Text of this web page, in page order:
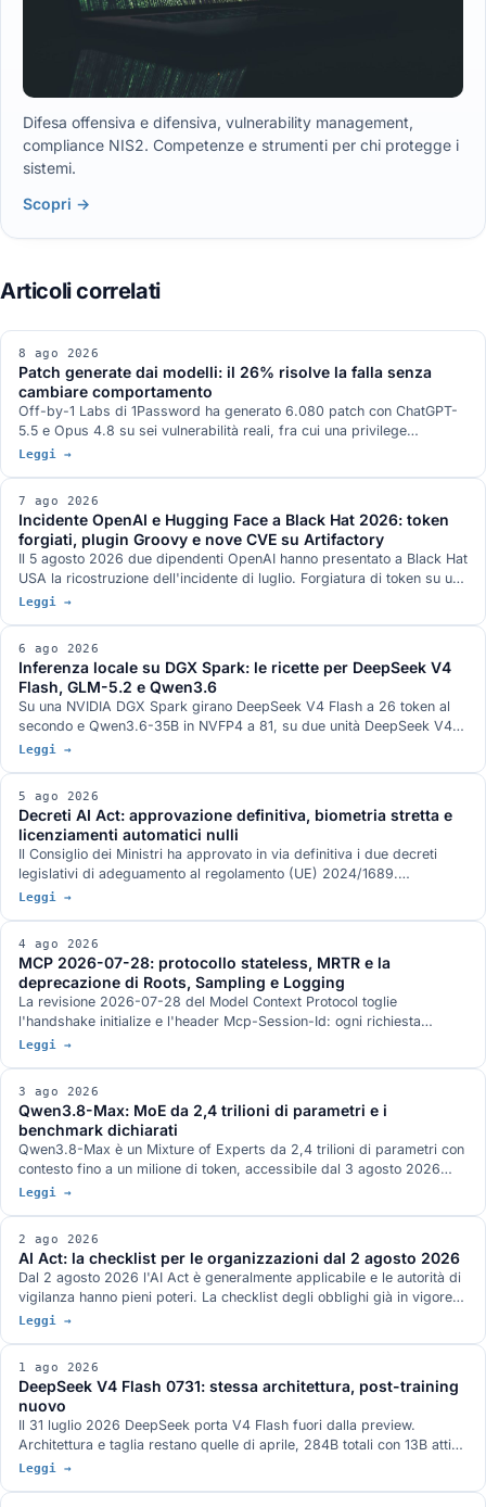
Difesa offensiva e difensiva, vulnerability management,
compliance NIS2. Competenze e strumenti per chi protegge i
sistemi.
Scopri →
8 ago 2026
Patch generate dai modelli: il 26% risolve la falla senza
cambiare comportamento
Off-by-1 Labs di 1Password ha generato 6.080 patch con ChatGPT-
5.5 e Opus 4.8 su sei vulnerabilità reali, fra cui una privilege
escalation nel kernel Linux e una RCE in ActiveMQ. Il 26,0% risolve la
terzo delle patch riuscite blocca l'input di prova invece della causa.
Leggi →
7 ago 2026
Incidente OpenAI e Hugging Face a Black Hat 2026: token
forgiati, plugin Groovy e nove CVE su Artifactory
Il 5 agosto 2026 due dipendenti OpenAI hanno presentato a Black Hat
USA la ricostruzione dell'incidente di luglio. Forgiatura di token su un
endpoint di refresh legacy, plugin Groovy usato come servizio di
ufficiali a ricercatori OpenAI, e un canale di comunicazione fra run di
valutazione diversi che nei due documenti tecnici pubblicati dalle
aziende non compare.
Leggi →
6 ago 2026
Inferenza locale su DGX Spark: le ricette per DeepSeek V4
Flash, GLM-5.2 e Qwen3.6
Su una NVIDIA DGX Spark girano DeepSeek V4 Flash a 26 token al
secondo e Qwen3.6-35B in NVFP4 a 81, su due unità DeepSeek V4
Flash 0731 a 82, su tre GLM-5.2 con vision a 348k di contesto. Gli
parametri in 272 GB. L'hardware GB10 da 128 GB e 273 GB/s, e le
condizioni in cui ogni numero è stato misurato.
Leggi →
5 ago 2026
Decreti AI Act: approvazione definitiva, biometria stretta e
licenziamenti automatici nulli
Il Consiglio dei Ministri ha approvato in via definitiva i due decreti
legislativi di adeguamento al regolamento (UE) 2024/1689.
Identificazione biometrica in tempo reale solo con autorizzazione
art. 437-bis del codice penale e sanzioni allineate al rinvio del digital
omnibus.
Leggi →
4 ago 2026
MCP 2026-07-28: protocollo stateless, MRTR e la
deprecazione di Roots, Sampling e Logging
La revisione 2026-07-28 del Model Context Protocol toglie
l'handshake initialize e l'header Mcp-Session-Id: ogni richiesta
viaggia da sola e un server MCP sta dietro un load balancer come un
Sampling e Logging sono deprecate con dodici mesi di finestra.
Leggi →
3 ago 2026
Qwen3.8-Max: MoE da 2,4 trilioni di parametri e i
benchmark dichiarati
Qwen3.8-Max è un Mixture of Experts da 2,4 trilioni di parametri con
contesto fino a un milione di token, accessibile dal 3 agosto 2026
attraverso le API di Model Studio e la piattaforma QwenWork. I pesi
benchmark pubblicati da Qwen, dove il quadro non è a senso unico, e
la serie Max finora.
Leggi →
2 ago 2026
AI Act: la checklist per le organizzazioni dal 2 agosto 2026
Dal 2 agosto 2026 l'AI Act è generalmente applicabile e le autorità di
vigilanza hanno pieni poteri. La checklist degli obblighi già in vigore
per chi fornisce e chi usa sistemi AI, quelli rinviati dal Digital Omnibus
Leggi →
1 ago 2026
DeepSeek V4 Flash 0731: stessa architettura, post-training
nuovo
Il 31 luglio 2026 DeepSeek porta V4 Flash fuori dalla preview.
Architettura e taglia restano quelle di aprile, 284B totali con 13B attivi,
e il guadagno viene tutto dal post-training rifatto: Terminal-Bench 2.1
Leggi →